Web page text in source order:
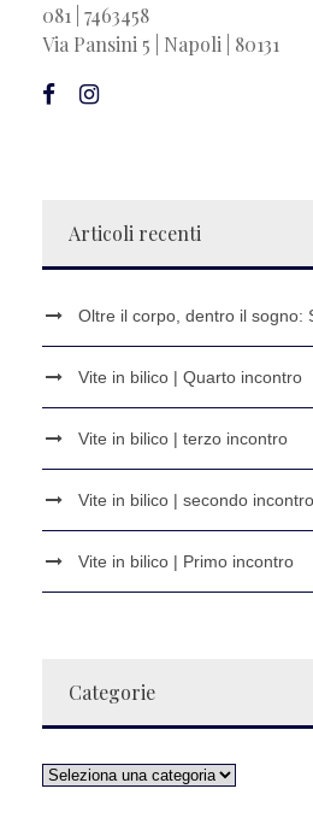
081 | 7463458
Via Pansini 5 | Napoli | 80131
Articoli recenti
Oltre il corpo, dentro il sogno:
Vite in bilico | Quarto incontro
Vite in bilico | terzo incontro
Vite in bilico | secondo incontro
Vite in bilico | Primo incontro
Categorie